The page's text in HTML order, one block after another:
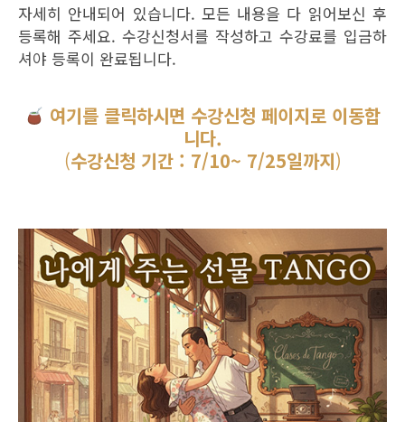
자세히 안내되어 있습니다. 모든 내용을 다 읽어보신 후
등록해 주세요. 수강신청서를 작성하고 수강료를 입금하
셔야 등록이 완료됩니다.
여기를 클릭하시면 수강신청 페이지로 이동합
니다.
(수강신청 기간 : 7/10~ 7/25일까지)